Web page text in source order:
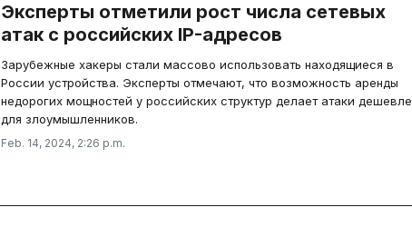
Эксперты отметили рост числа сетевых
атак с российских IP-адресов
Зарубежные хакеры стали массово использовать находящиеся в
России устройства. Эксперты отмечают, что возможность аренды
недорогих мощностей у российских структур делает атаки дешевле
для злоумышленников.
Feb. 14, 2024, 2:26 p.m.